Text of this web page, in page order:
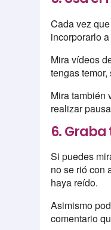
Cada vez
incorporarlo
Mira vídeos
tengas
Mira también
realizar
6.
Si puedes
no se rió con
haya reído.
Asimismo
comentario